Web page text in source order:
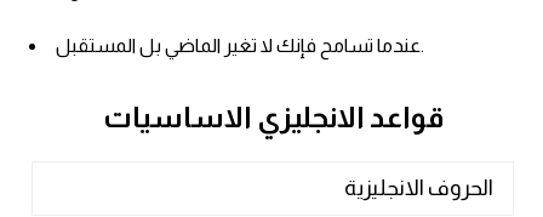
عندما تسامح فإنك لا تغير الماضي بل المستقبل.
قواعد الانجليزي الاساسيات
الحروف الانجليزية